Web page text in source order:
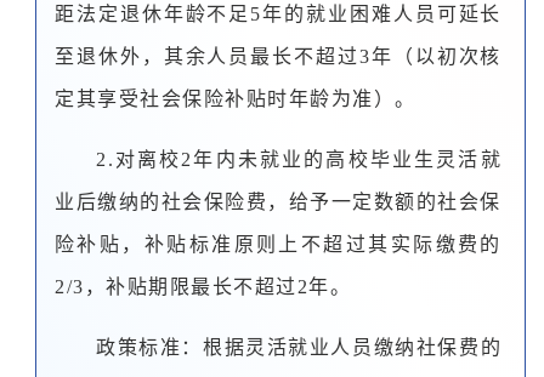
距法定退休年龄不足5年的就业困难人员可延长
至退休外，其余人员最长不超过3年（以初次核
定其享受社会保险补贴时年龄为准）。
2.对离校2年内未就业的高校毕业生灵活就
业后缴纳的社会保险费，给予一定数额的社会保
险补贴，补贴标准原则上不超过其实际缴费的
2/3，补贴期限最长不超过2年。
政策标准：根据灵活就业人员缴纳社保费的